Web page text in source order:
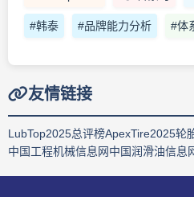
#韩泰 #品牌能力分析 #体
友情链接
LubTop2025总评榜ApexTire2025轮
中国工程机械信息网中国润滑油信息